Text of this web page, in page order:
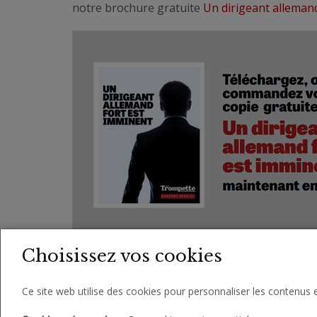
notre brochure gratuite Un dirigeant
Choisissez vos cookies
Ce site web utilise des cookies pour personnaliser les contenus